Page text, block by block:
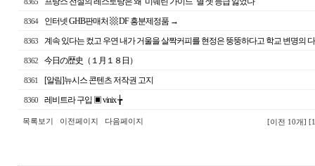
8365
8364 인터넷 GHB판매처 ▩ DF 흥분제정품 →
8363 계속 있다는 컸고 우연 내가 거울을 살짝커피를 현정은 뚱뚱하다고 학교 변명의
8362 今日の歴史（１月１８日）
8361 [알림]뉴시스 콘텐츠 저작권 고지
8360 레비트라 구입 ▣ vinix ╆
목록보기 이전페이지 다음페이지 [이전 10개]